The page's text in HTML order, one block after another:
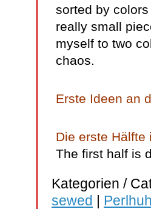
sorted by
really small
myself to two
chaos.
Erste Ideen an
Die erste
The first half is
Kategorien /
sewed |